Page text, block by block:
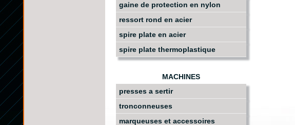
gaine de protection en nylon
ressort rond en acier
spire plate en acier
spire plate thermoplastique
MACHINES
presses a sertir
tronconneuses
marqueuses et accessoires